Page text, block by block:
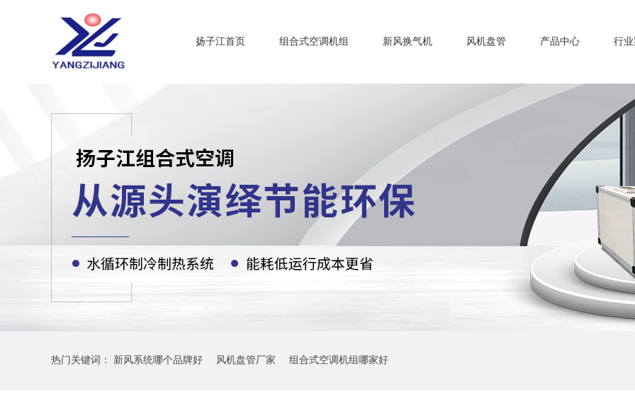
扬子江首页 组合式空调机组 新风换气机 风机盘管 产品中心 行业
热门关键词： 新风系统哪个品牌好 风机盘管厂家 组合式空调机组哪家好